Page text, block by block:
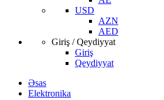
USD
AZN
AED
Giriş / Qeydiyyat
Giriş
Qeydiyyat
Əsas
Elektronika